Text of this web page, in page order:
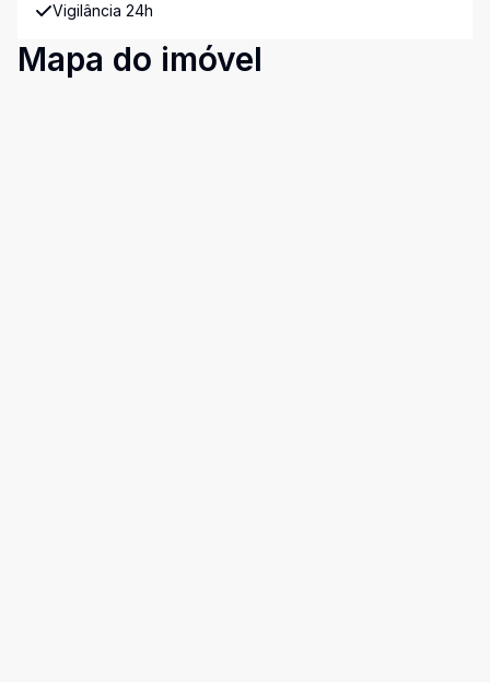
Vigilância 24h
Mapa do imóvel